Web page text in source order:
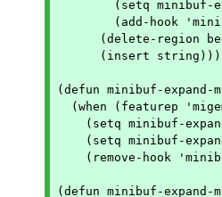
(delete-region
(insert
(defun minibuf-expand-
(when (featurep
(setq minibuf-
(setq minibuf-
(remove-hook
(defun minibuf-